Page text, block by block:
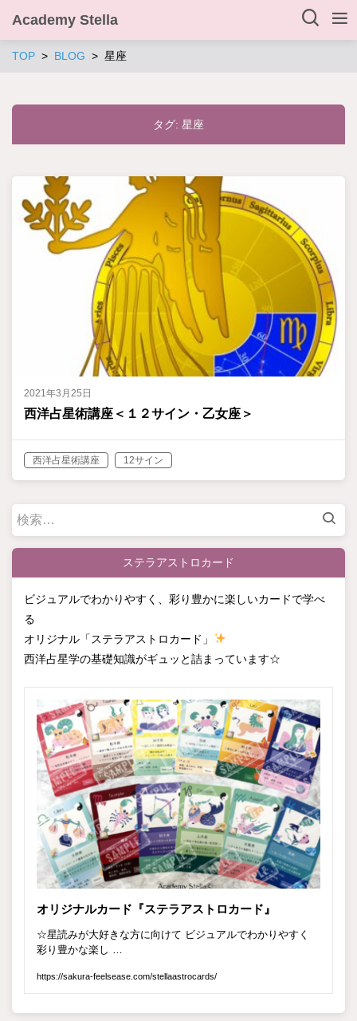
Academy Stella
TOP BLOG 星座
タグ: 星座
2021年3月25日
西洋占星術講座＜１２サイン・乙女座＞
西洋占星術講座 12サイン
検
索:
ステラアストロカード
ビジュアルでわかりやすく、彩り豊かに楽しいカードで学べ
る
オリジナル「ステラアストロカード」
西洋占星学の基礎知識がギュッと詰まっています☆